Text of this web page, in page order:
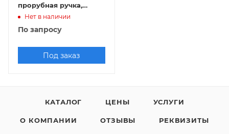
прорубная ручка,
полноцветная печать
Нет в наличии
По запросу
Под заказ
КАТАЛОГ ЦЕНЫ УСЛУГИ
О КОМПАНИИ ОТЗЫВЫ РЕКВИЗИТЫ